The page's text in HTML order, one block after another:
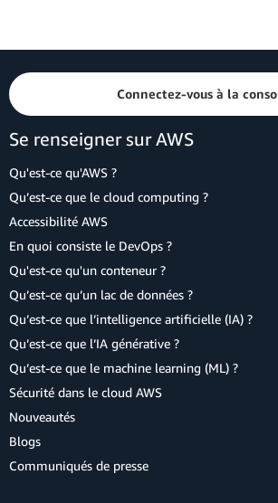
Connectez-vous à la
Se renseigner sur AWS
Qu'est-ce qu'AWS ?
Qu’est-ce que le cloud computing ?
Accessibilité AWS
En quoi consiste le DevOps ?
Qu'est-ce qu'un conteneur ?
Qu’est-ce qu’un lac de données ?
Qu’est-ce que l’intelligence artificielle (IA) ?
Qu’est-ce que l’IA générative ?
Qu’est-ce que le machine learning (ML) ?
Sécurité dans le cloud AWS
Nouveautés
Blogs
Communiqués de presse